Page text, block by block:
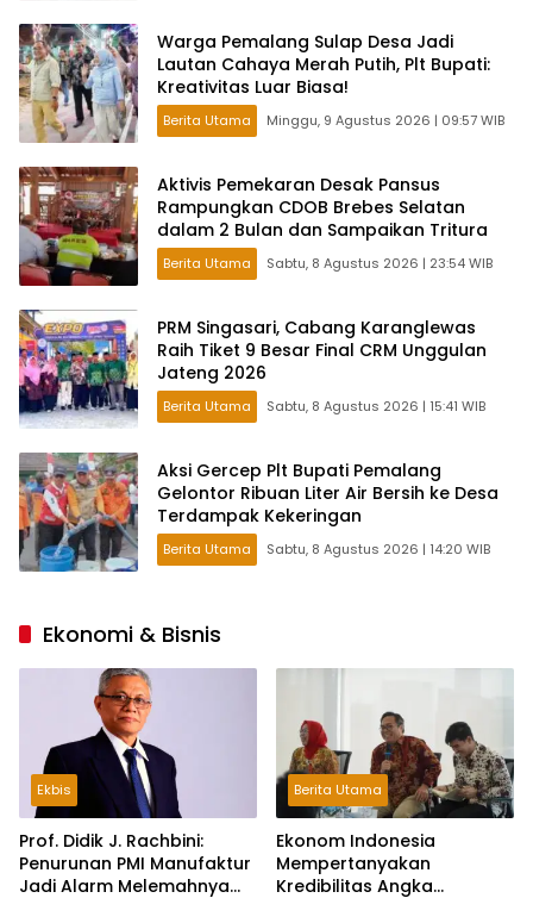
Warga Pemalang Sulap Desa Jadi
Lautan Cahaya Merah Putih, Plt Bupati:
Kreativitas Luar Biasa!
Berita Utama Minggu, 9 Agustus 2026 | 09:57 WIB
Aktivis Pemekaran Desak Pansus
Rampungkan CDOB Brebes Selatan
dalam 2 Bulan dan Sampaikan Tritura
Berita Utama Sabtu, 8 Agustus 2026 | 23:54 WIB
PRM Singasari, Cabang Karanglewas
Raih Tiket 9 Besar Final CRM Unggulan
Jateng 2026
Berita Utama Sabtu, 8 Agustus 2026 | 15:41 WIB
Aksi Gercep Plt Bupati Pemalang
Gelontor Ribuan Liter Air Bersih ke Desa
Terdampak Kekeringan
Berita Utama Sabtu, 8 Agustus 2026 | 14:20 WIB
Ekonomi & Bisnis
Ekbis
Prof. Didik J. Rachbini:
Penurunan PMI Manufaktur
Jadi Alarm Melemahnya
Berita Utama
Ekonom Indonesia
Mempertanyakan
Kredibilitas Angka